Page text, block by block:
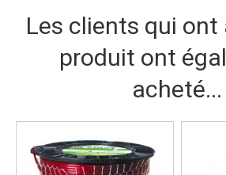
Les clients qui ont
produit ont
acheté...